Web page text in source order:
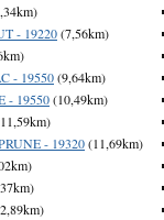
- 19220(7,56km)
- 19550(9,64km)
- 19550(10,49km)
- 19320(11,69km)